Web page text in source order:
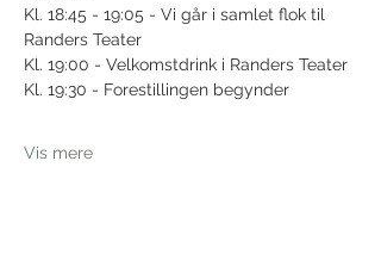
Kl. 18:45 - 19:05 - Vi går i samlet flok til
Randers Teater
Kl. 19:00 - Velkomstdrink i Randers Teater
Kl. 19:30 - Forestillingen begynder
Vis mere